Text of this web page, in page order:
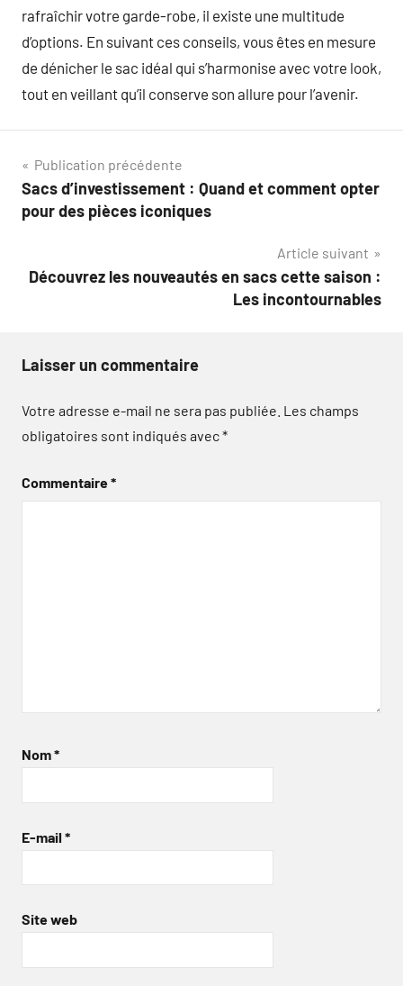
rafraîchir votre garde-robe, il existe une multitude
d’options. En suivant ces conseils, vous êtes en mesure
de dénicher le sac idéal qui s’harmonise avec votre look,
tout en veillant qu’il conserve son allure pour l’avenir.
Navigation
de
Publication précédente
Sacs d’investissement : Quand et comment opter
pour des pièces iconiques
Article suivant
Découvrez les nouveautés en sacs cette saison :
Les incontournables
Laisser un commentaire
Votre adresse e-mail ne sera pas publiée. Les champs
obligatoires sont indiqués avec*
Commentaire*
Nom*
E-mail *
Site web